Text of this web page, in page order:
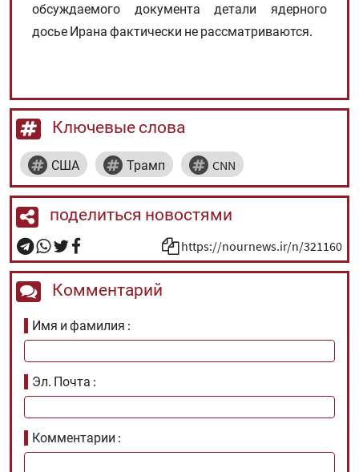
обсуждаемого документа детали ядерного
досье Ирана фактически не рассматриваются.
Ключевые слова
США Трамп CNN
поделиться новостями
https://nournews.ir/n/321160
Комментарий
Имя и фамилия
Эл. Почта
Комментарии